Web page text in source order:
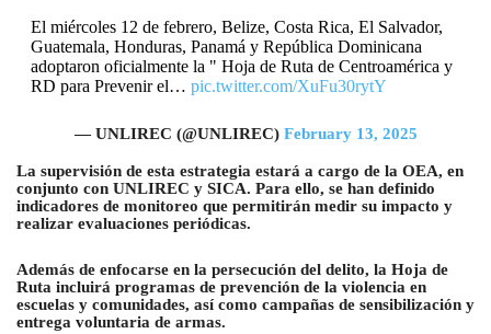
El miércoles 12 de febrero, Belize, Costa Rica, El Salvador,
Guatemala, Honduras, Panamá y República Dominicana
adoptaron oficialmente la " Hoja de Ruta de Centroamérica y
RD para Prevenir el… pic.twitter.com/XuFu30rytY
— UNLIREC (@UNLIREC) February 13, 2025
La supervisión de esta estrategia estará a cargo de la OEA, en
conjunto con UNLIREC y SICA. Para ello, se han definido
indicadores de monitoreo que permitirán medir su impacto y
realizar evaluaciones periódicas.
Además de enfocarse en la persecución del delito, la Hoja de
Ruta incluirá programas de prevención de la violencia en
escuelas y comunidades, así como campañas de sensibilización y
entrega voluntaria de armas.